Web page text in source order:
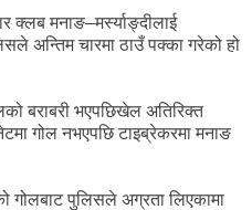
क्लब मनाङ–मर्स्याङ्दीलाई
अन्तिम चारमा ठाउँ पक्का गरेको हो
बराबरी भएपछिखेल अतिरिक्त
गोल नभएपछि टाइब्रेकरमा मनाङ
गोलबाट पुलिसले अग्रता लिएकामा